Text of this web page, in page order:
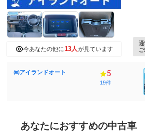
今あなたの他に13人が見ています
通
㈱アイランドオート 5
19件
あなたにおすすめの中古車